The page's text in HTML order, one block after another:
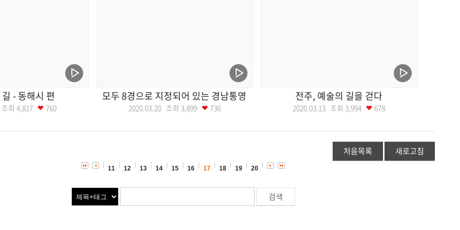
- 동해시 편
회 4,817 760
모두 8경으로 지정되어 있는 경남통영
2020.03.20 조회 3,899 736
전주, 예술의 길을 걷다
2020.03.13 조회 3,994 678
처음목록 새로고침
11 12 13 14 15 16 17 18 19 20